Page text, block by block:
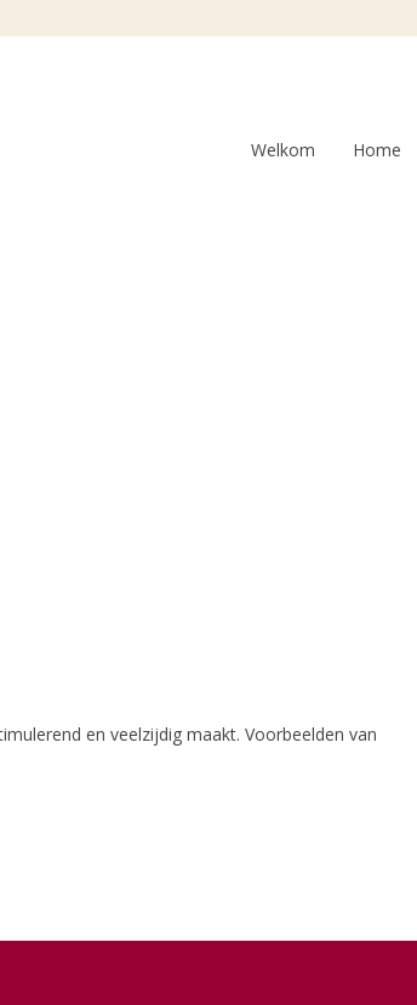
Welkom Home
en veelzijdig maakt. Voorbeelden van